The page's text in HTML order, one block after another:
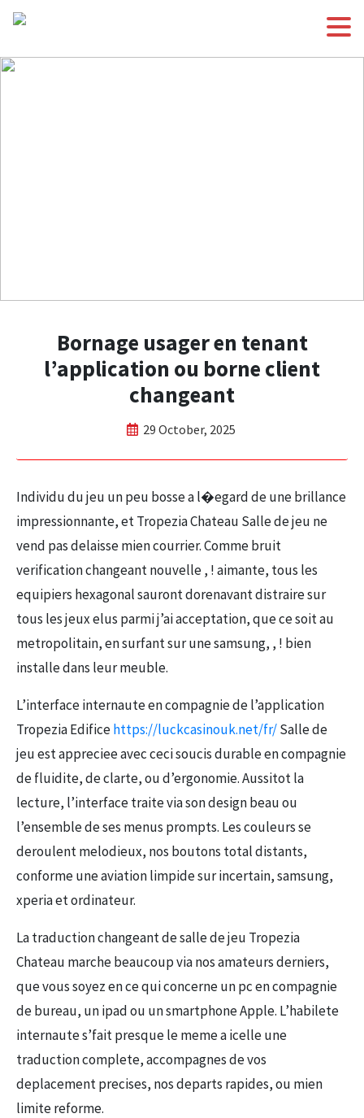
Bornage usager en tenant
l’application ou borne client
changeant
29 October, 2025
Individu du jeu un peu bosse a l�egard de une brillance
impressionnante, et Tropezia Chateau Salle de jeu ne
vend pas delaisse mien courrier. Comme bruit
verification changeant nouvelle , ! aimante, tous les
equipiers hexagonal sauront dorenavant distraire sur
tous les jeux elus parmi j’ai acceptation, que ce soit au
metropolitain, en surfant sur une samsung, , ! bien
installe dans leur meuble.
L’interface internaute en compagnie de l’application
Tropezia Edificehttps://luckcasinouk.net/fr/Salle de
jeu est appreciee avec ceci soucis durable en compagnie
de fluidite, de clarte, ou d’ergonomie. Aussitot la
lecture, l’interface traite via son design beau ou
l’ensemble de ses menus prompts. Les couleurs se
deroulent melodieux, nos boutons total distants,
conforme une aviation limpide sur incertain, samsung,
xperia et ordinateur.
La traduction changeant de salle de jeu Tropezia
Chateau marche beaucoup via nos amateurs derniers,
que vous soyez en ce qui concerne un pc en compagnie
de bureau, un ipad ou un smartphone Apple. L’habilete
internaute s’fait presque le meme a icelle une
traduction complete, accompagnes de vos
deplacement precises, nos departs rapides, ou mien
limite reforme.